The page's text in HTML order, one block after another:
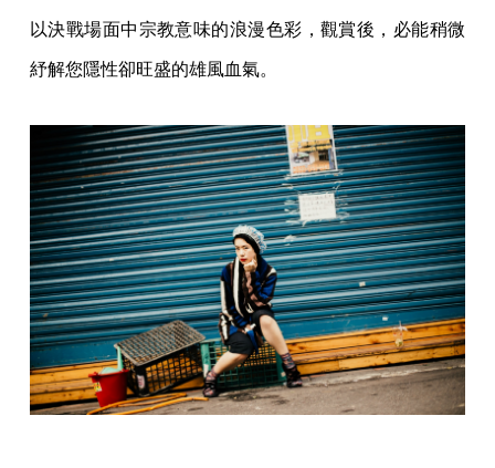
以決戰場面中宗教意味的浪漫色彩，觀賞後，必能稍微
紓解您隱性卻旺盛的雄風血氣。